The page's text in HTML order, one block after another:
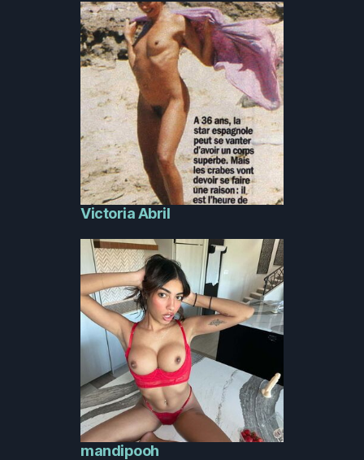
Victoria Abril
mandipooh